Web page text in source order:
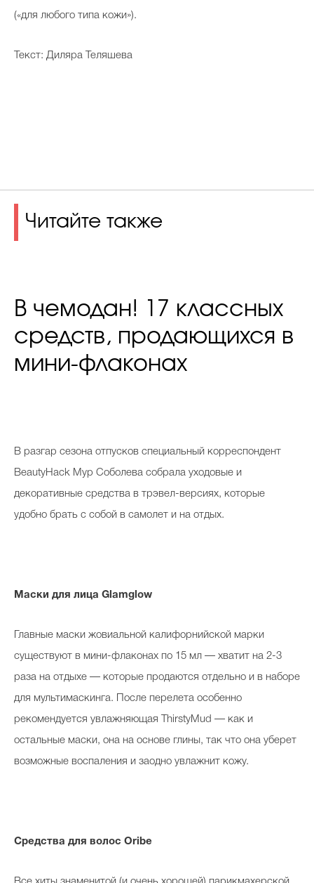
(«для любого типа кожи»).
Текст: Диляра Теляшева
Читайте также
В чемодан! 17 классных
средств, продающихся в
мини-флаконах
В разгар сезона отпусков специальный корреспондент
BeautyHack Мур Соболева собрала уходовые и
декоративные средства в трэвел-версиях, которые
удобно брать с собой в самолет и на отдых.
Маски для лица Glamglow
Главные маски жовиальной калифорнийской марки
существуют в мини-флаконах по 15 мл — хватит на 2-3
раза на отдыхе — которые продаются отдельно и в наборе
для мультимаскинга. После перелета особенно
рекомендуется увлажняющая ThirstyMud — как и
остальные маски, она на основе глины, так что она уберет
возможные воспаления и заодно увлажнит кожу.
Средства для волос Oribe